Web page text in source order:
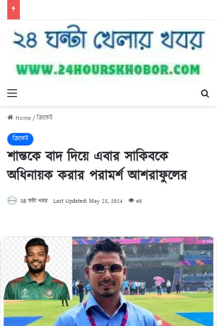
Menu
Home/ক্রিকেট
ক্রিকেট
শান্তকে বাদ দিয়ে এবার সাকিবকে
অধিনায়ক করার পরামর্শ আশরাফুলের
২৪ ঘন্টা খবর Last Updated: May 23, 2024 68